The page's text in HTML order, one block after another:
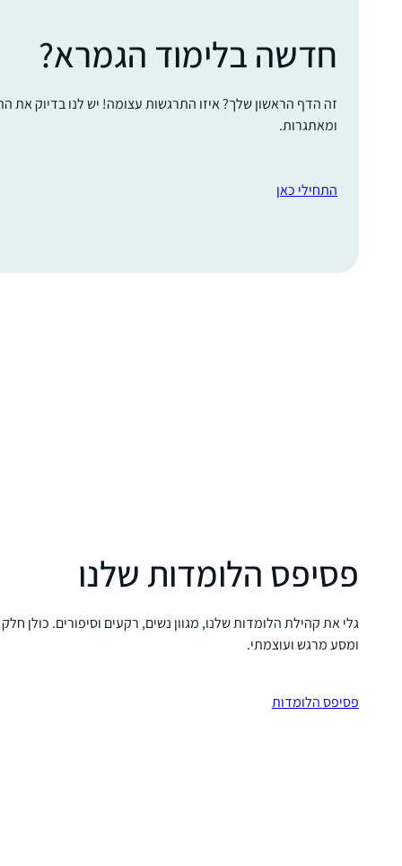
חדשה בלימוד הגמרא?
זה הדף הראשון שלך? איזו התרגשות עצומה! יש לנו בדיוק את
ומאתגרות.
התחילי כאן
פסיפס הלומדות שלנו
גלי את קהילת הלומדות שלנו, מגוון נשים, רקעים וסיפורים. כולן
ומסע מרגש ועוצמתי.
פסיפס הלומדות